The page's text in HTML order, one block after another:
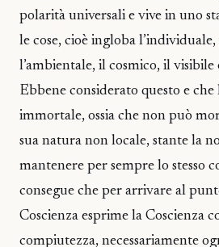
polarità universali e vive in uno
le cose, cioè ingloba
l’ambientale, il cosmico, il visibile
Ebbene considerato questo e che
immortale, ossia che non può
sua natura non locale, stante la
mantenere per sempre lo stesso
consegue che per arrivare al
Coscienza esprime la Coscienza
compiutezza, necessariamente